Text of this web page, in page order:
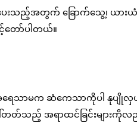
းသည့်အတွက် ခြောက်သွေ့၊ ယာ
တော်ပါတယ်။
သာမက ဆံကေသာကိုပါ နုပျိုလှပ
ါ်တတ်သည့် အရာထင်ခြင်းများကို